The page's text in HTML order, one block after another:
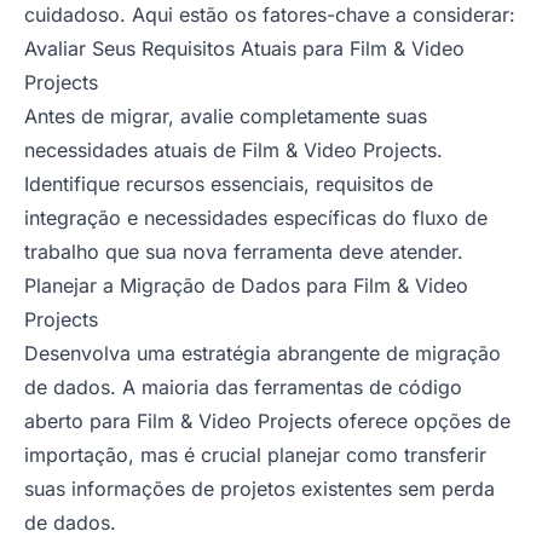
cuidadoso. Aqui estão os fatores-chave a considerar:
Avaliar Seus Requisitos Atuais para Film & Video
Projects
Antes de migrar, avalie completamente suas
necessidades atuais de Film & Video Projects.
Identifique recursos essenciais, requisitos de
integração e necessidades específicas do fluxo de
trabalho que sua nova ferramenta deve atender.
Planejar a Migração de Dados para Film & Video
Projects
Desenvolva uma estratégia abrangente de migração
de dados. A maioria das ferramentas de código
aberto para Film & Video Projects oferece opções de
importação, mas é crucial planejar como transferir
suas informações de projetos existentes sem perda
de dados.